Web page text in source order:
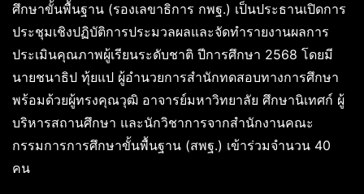
ศึกษาขั้นพื้นฐาน (รองเลขาธิการ กพฐ.) เป็นประธานเปิดการ
ประชุมเชิงปฏิบัติการประมวลผลและจัดทำรายงานผลการ
ประเมินคุณภาพผู้เรียนระดับชาติ ปีการศึกษา 2568 โดยมี
นายชนาธิป ทุ้ยแป ผู้อำนวยการสำนักทดสอบทางการศึกษา
พร้อมด้วยผู้ทรงคุณวุฒิ อาจารย์มหาวิทยาลัย ศึกษานิเทศก์ ผู้
บริหารสถานศึกษา และนักวิชาการจากสำนักงานคณะ
กรรมการการศึกษาขั้นพื้นฐาน (สพฐ.) เข้าร่วมจำนวน 40
คน